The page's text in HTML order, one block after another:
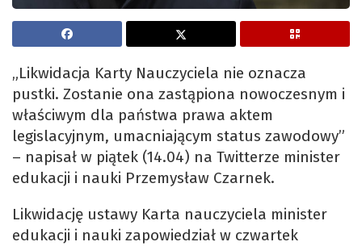
„Likwidacja Karty Nauczyciela nie oznacza
pustki. Zostanie ona zastąpiona nowoczesnym i
właściwym dla państwa prawa aktem
legislacyjnym, umacniającym status zawodowy”
– napisał w piątek (14.04) na Twitterze minister
edukacji i nauki Przemysław Czarnek.
Likwidację ustawy Karta nauczyciela minister
edukacji i nauki zapowiedział w czwartek